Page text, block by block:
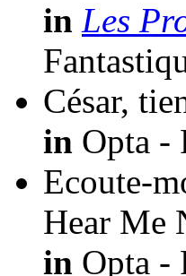
in Les
César,
in Opta -
Ecoute-
Hear Me
in Opta -